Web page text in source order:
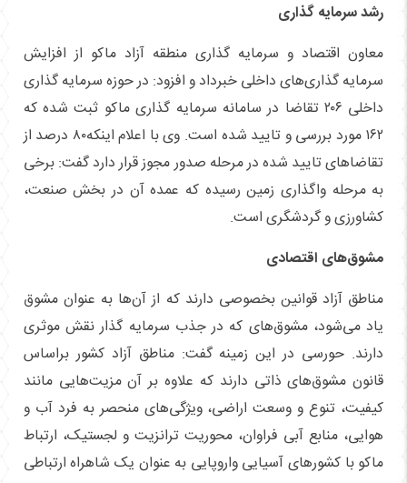
رشد سرمایه گذاری
معاون اقتصاد و سرمایه گذاری منطقه آزاد ماکو از افزایش
سرمایه گذاری‌های داخلی خبرداد و افزود: در حوزه سرمایه گذاری
داخلی ۲۰۶ تقاضا در سامانه سرمایه گذاری ماکو ثبت شده که
۱۶۲ مورد بررسی و تایید شده است. وی با اعلام اینکه۸۰ درصد از
تقاضا‌های تایید شده در مرحله صدور مجوز قرار دارد گفت: برخی
به مرحله واگذاری زمین رسیده که عمده آن در بخش صنعت،
کشاورزی و گردشگری است.
مشوق‌های اقتصادی
مناطق آزاد قوانین بخصوصی دارند که از آن‌ها به عنوان مشوق
یاد می‌شود، مشوق‌های که در جذب سرمایه گذار نقش موثری
دارند. حورسی در این زمینه گفت: مناطق آزاد کشور براساس
قانون مشوق‌های ذاتی دارند که علاوه بر آن مزیت‌هایی مانند
کیفیت، تنوع و وسعت اراضی، ویژگی‌های منحصر به فرد آب و
هوایی، منابع آبی فراوان، محوریت ترانزیت و لجستیک، ارتباط
ماکو با کشور‌های آسیایی واروپایی به عنوان یک شاهراه ارتباطی